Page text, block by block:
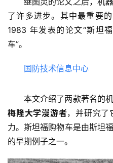
了许多进步。其中最重要
1983 年发表的论文“斯坦
车”。
国防技术信息中心
本文介绍了两款著名的
梅隆大学漫游者，并研究了
力。斯坦福购物车是由斯坦
的早期例子之一。